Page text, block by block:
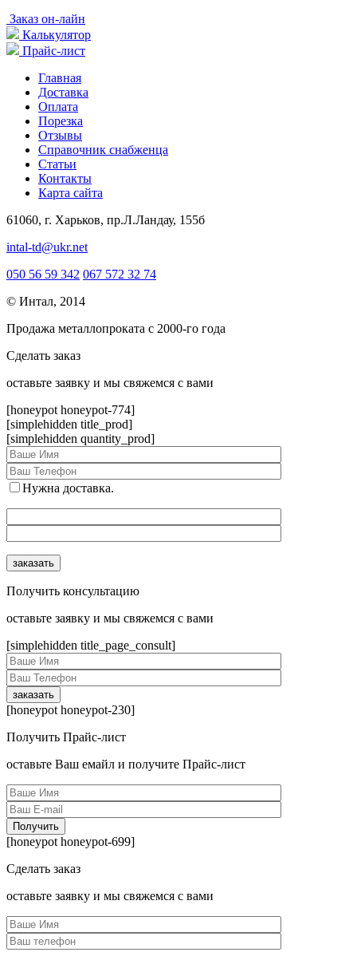
Заказ он-лайн
Калькулятор
Прайс-лист
Главная
Доставка
Оплата
Порезка
Отзывы
Справочник снабженца
Статьи
Контакты
Карта сайта
61060, г. Харьков, пр.Л.Ландау, 155б
intal-td@ukr.net
050 56 59 342 067 572 32 74
© Интал, 2014
Продажа металлопроката с 2000-го года
Сделать заказ
оcтавьте заявку и мы свяжемся с вами
[honeypot honeypot-774]
[simplehidden title_prod]
[simplehidden quantity_prod]
Нужна доставка.
Получить консультацию
оcтавьте заявку и мы свяжемся с вами
[simplehidden title_page_consult]
[honeypot honeypot-230]
Получить Прайс-лист
оcтавьте Ваш емайл и получите Прайс-лист
[honeypot honeypot-699]
Сделать заказ
оcтавьте заявку и мы свяжемся с вами